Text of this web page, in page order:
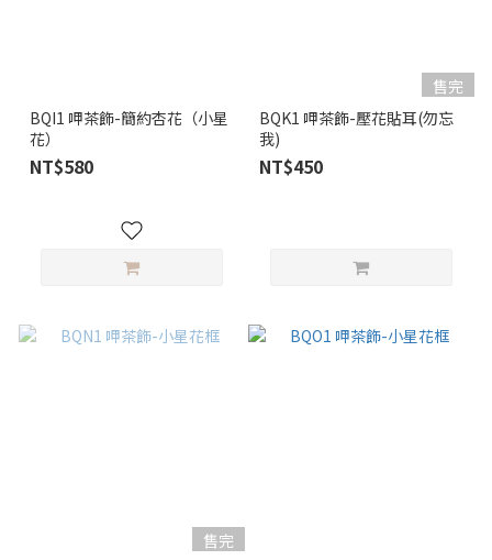
BQI1 呷茶飾-簡約杏花（小星
花）
NT$580
售完
BQK1 呷茶飾-壓花貼耳(勿忘
我)
NT$450
售完